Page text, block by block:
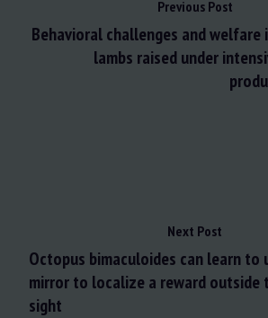
Previous Post
Behavioral challenges and
lambs raised under
Next Post
Octopus bimaculoides can learn to
mirror to localize a reward outside
sight